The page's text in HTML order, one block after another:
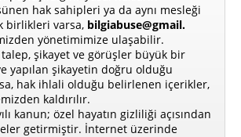
hak sahipleri ya da aynı mesleği
birlikleri varsa, bilgiabuse@gmail.
yönetimimize ulaşabilir.
şikayet ve görüşler büyük bir
yapılan şikayetin doğru olduğu
hak ihlali olduğu belirlenen içerikler,
kaldırılır.
kanun; özel hayatın gizliliği açısından
getirmiştir. İnternet üzerinde